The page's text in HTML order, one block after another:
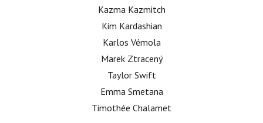
Kazma Kazmitch
Kim Kardashian
Karlos Vémola
Marek Ztracený
Taylor Swift
Emma Smetana
Timothée Chalamet